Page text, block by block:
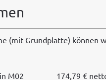
(mit Grund­plat­te) kön­nen
M02
174,79 €